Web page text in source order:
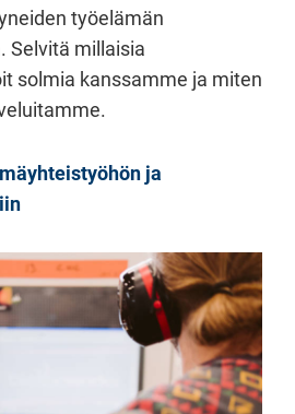
työelämän
Selvitä millaisia
solmia kanssamme ja miten
ja